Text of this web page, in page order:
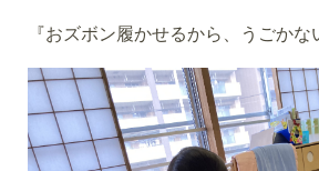
『おズボン履かせるから、うごかな